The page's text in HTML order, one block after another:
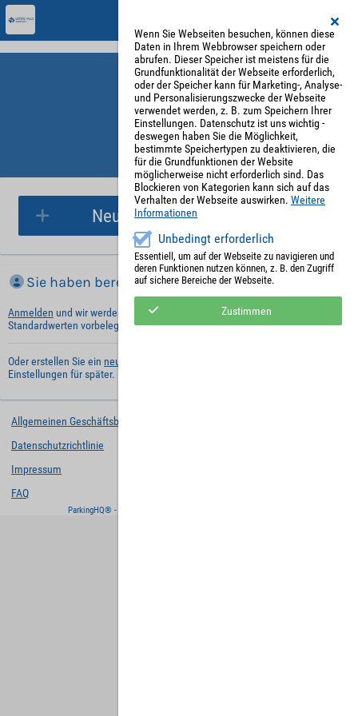
Parkplatzreservierung
Sie haben bereits ein Konto?
Anmelden und wir werden die notwendigen Informationen mit Ihren
Standardwerten vorbelegen.
Oder erstellen Sie ein neues Benutzerkonto
Einstellungen für später.
Neue Parkplatzreservierung
Allgemeinen Geschäftsbedingungen
Datenschutzrichtlinie
Impressum
FAQ
ParkingHQ® - eine Lösung von
Wenn Sie Webseiten besuchen, können diese
Daten in Ihrem Webbrowser speichern oder
abrufen. Dieser Speicher ist meistens für die
Grundfunktionalität der Webseite erforderlich,
oder der Speicher kann für Marketing-, Analyse-
und Personalisierungszwecke der Webseite
verwendet werden, z. B. zum Speichern Ihrer
Einstellungen. Datenschutz ist uns wichtig -
deswegen haben Sie die Möglichkeit,
bestimmte Speichertypen zu deaktivieren, die
für die Grundfunktionen der Website
möglicherweise nicht erforderlich sind. Das
Blockieren von Kategorien kann sich auf das
Verhalten der Webseite auswirken. Weitere
Informationen
Unbedingt erforderlich
Essentiell, um auf der Webseite zu navigieren und
deren Funktionen nutzen können, z. B. den Zugriff
auf sichere Bereiche der Webseite.
Zustimmen